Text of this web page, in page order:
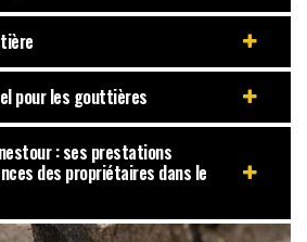
pour les gouttières
: ses prestations
des propriétaires dans le